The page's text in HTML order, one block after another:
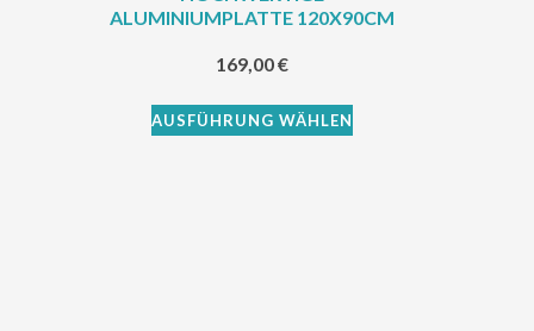
ALUMINIUMPLATTE 120X90CM
169,00€
AUSFÜHRUNG WÄHLEN